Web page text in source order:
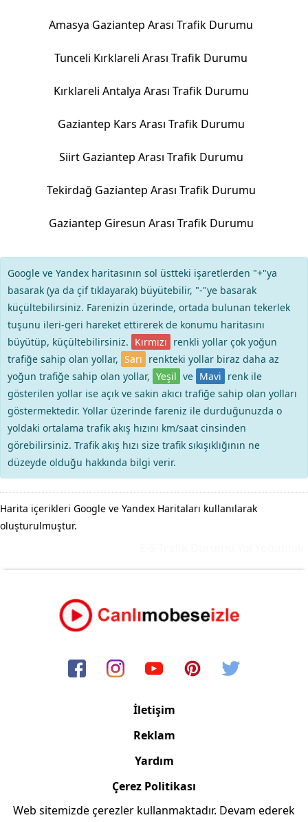
Amasya Gaziantep Arası Trafik Durumu
Tunceli Kırklareli Arası Trafik Durumu
Kırklareli Antalya Arası Trafik Durumu
Gaziantep Kars Arası Trafik Durumu
Siirt Gaziantep Arası Trafik Durumu
Tekirdağ Gaziantep Arası Trafik Durumu
Gaziantep Giresun Arası Trafik Durumu
Google ve Yandex haritasının sol üstteki işaretlerden "+"ya
basarak (ya da çif tıklayarak) büyütebilir, "-"ye basarak
küçültebilirsiniz. Farenizin üzerinde, ortada bulunan tekerlek
tuşunu ileri-geri hareket ettirerek de konumu haritasını
büyütüp, küçültebilirsiniz. Kırmızı renkli yollar çok yoğun
trafiğe sahip olan yollar, Sarı renkteki yollar biraz daha az
yoğun trafiğe sahip olan yollar, Yeşil ve Mavi renk ile
gösterilen yollar ise açık ve sakin akıcı trafiğe sahip olan yolları
göstermektedir. Yollar üzerinde fareniz ile durduğunuzda o
yoldaki ortalama trafik akış hızını km/saat cinsinden
görebilirsiniz. Trafik akış hızı size trafik sıkışıklığının ne
düzeyde olduğu hakkında bilgi verir.
Harita içerikleri Google ve Yandex Haritaları kullanılarak
oluşturulmuştur.
İletişim
Reklam
Yardım
Çerez Politikası
Web sitemizde çerezler kullanmaktadır. Devam ederek